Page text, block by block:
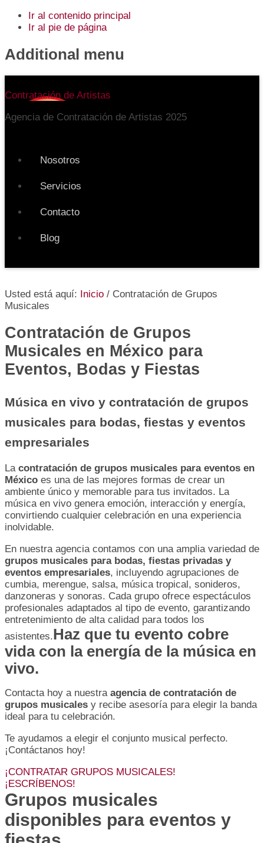
Ir al contenido principal
Ir al pie de página
Additional menu
Contratación de Artistas
Agencia de Contratación de Artistas 2025
Nosotros
Servicios
Contacto
Blog
Usted está aquí: Inicio / Contratación de Grupos
Musicales
Contratación de Grupos
Musicales en México para
Eventos, Bodas y Fiestas
Música en vivo y contratación de grupos
musicales para bodas, fiestas y eventos
empresariales
La contratación de grupos musicales para eventos en
México es una de las mejores formas de crear un
ambiente único y memorable para tus invitados. La
música en vivo genera emoción, interacción y energía,
convirtiendo cualquier celebración en una experiencia
inolvidable.
En nuestra agencia contamos con una amplia variedad de
grupos musicales para bodas, fiestas privadas y
eventos empresariales, incluyendo agrupaciones de
cumbia, merengue, salsa, música tropical, sonideros,
danzoneras y sonoras. Cada grupo ofrece espectáculos
profesionales adaptados al tipo de evento, garantizando
entretenimiento de alta calidad para todos los
asistentes.Haz que tu evento cobre
vida con la energía de la música en
vivo.
Contacta hoy a nuestra agencia de contratación de
grupos musicales y recibe asesoría para elegir la banda
ideal para tu celebración.
Te ayudamos a elegir el conjunto musical perfecto.
¡Contáctanos hoy!
¡CONTRATAR GRUPOS MUSICALES!
¡ESCRÍBENOS!
Grupos musicales
disponibles para eventos y